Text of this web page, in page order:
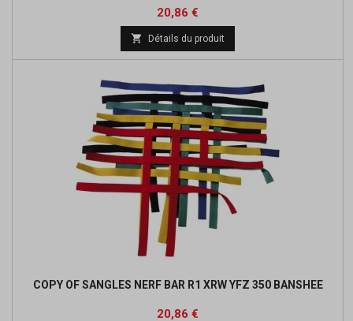
Prix
20,86 €
base
 Détails du produit
COPY OF SANGLES NERF BAR R1 XRW YFZ 350 BANSHEE
Prix
20,86 €